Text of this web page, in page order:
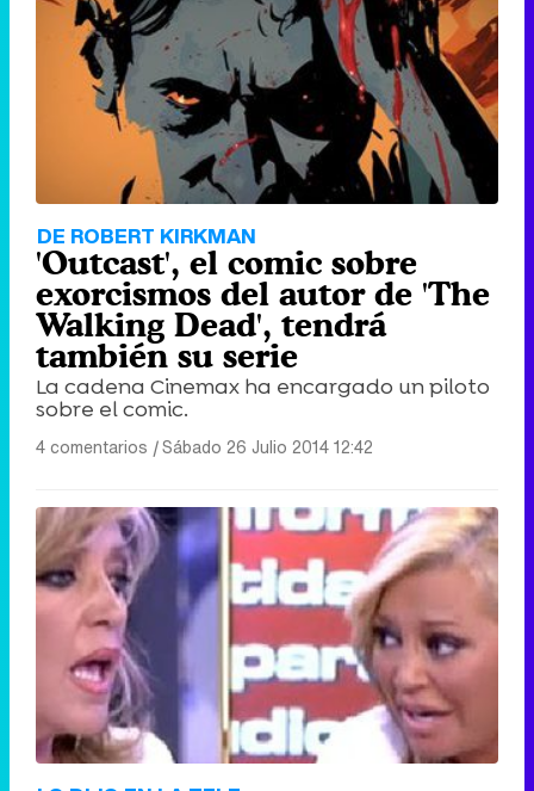
DE ROBERT KIRKMAN
'Outcast', el comic sobre
exorcismos del autor de 'The
Walking Dead', tendrá
también su serie
La cadena Cinemax ha encargado un piloto
sobre el comic.
4 comentarios |Sábado 26 Julio 2014 12:42